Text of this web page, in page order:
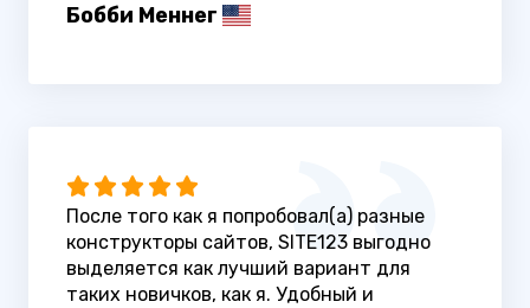
Бобби Меннег
После того как я попробовал(а) разные
конструкторы сайтов, SITE123 выгодно
выделяется как лучший вариант для
таких новичков, как я. Удобный и